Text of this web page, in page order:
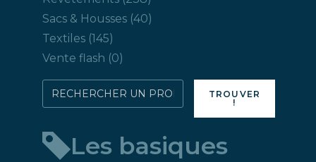
produits
Sacs & Housses 4040
Textiles 145145
produits
Vente flash 00
Rechercher
directement
produit
:
TROUVER
!
Les basiques